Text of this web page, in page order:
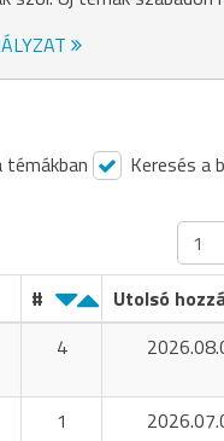
témákban Keresés a
# Utolsó
4
1